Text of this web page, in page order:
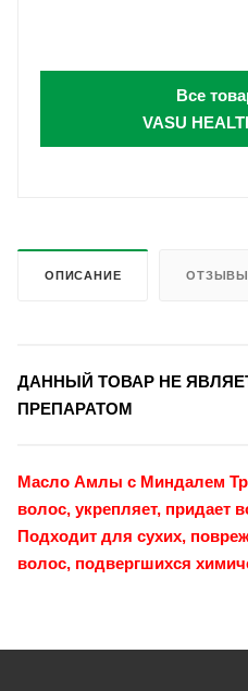
Все
VASU
ОПИСАНИЕ ОТЗЫВЫ
ДАННЫЙ ТОВАР НЕ
ПРЕПАРАТОМ
Масло Амлы с Миндалем
волос, укрепляет, придает
Подходит для сухих,
волос, подвергшихся